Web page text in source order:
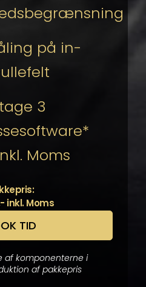
på in-
3
Moms
inkl. Moms
TID
af komponenterne i
af pakkepris